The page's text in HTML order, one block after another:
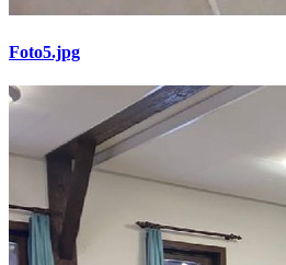
Foto5.jpg